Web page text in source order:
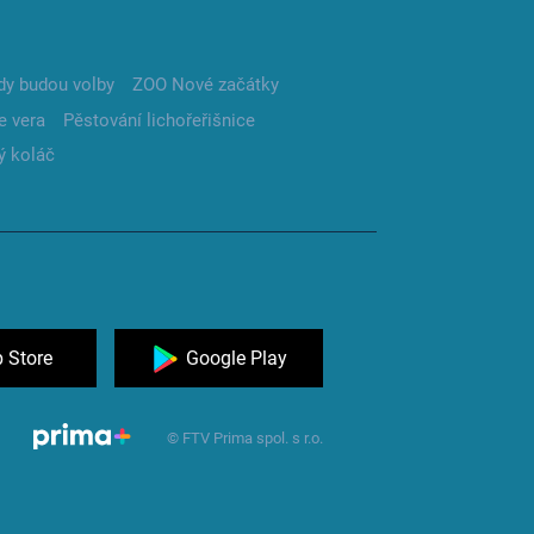
budou volby
ZOO Nové začátky
vera
Pěstování lichořeřišnice
koláč
Store Google Play
© FTV Prima spol. s r.o.